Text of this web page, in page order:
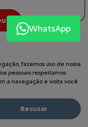
AT 2026
WhatsApp
fazemos uso de nossa
pessoais respeitamos
a navegação e visita você
Recusar